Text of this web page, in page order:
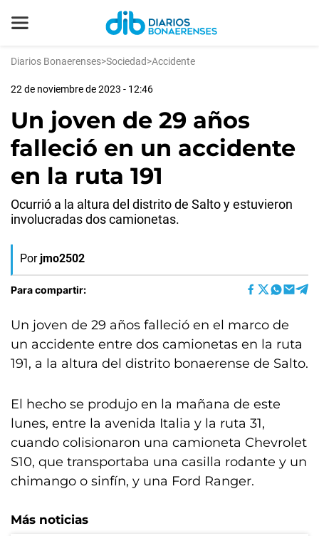
Diarios Bonaerenses>Sociedad>Accidente
22 de noviembre de 2023 - 12:46
Un joven de 29 años
falleció en un accidente
en la ruta 191
Ocurrió a la altura del distrito de Salto y estuvieron
involucradas dos camionetas.
Por jmo2502
Para compartir:
Un joven de 29 años falleció en el marco de
un accidente entre dos camionetas en la ruta
191, a la altura del distrito bonaerense de Salto.
El hecho se produjo en la mañana de este
lunes, entre la avenida Italia y la ruta 31,
cuando colisionaron una camioneta Chevrolet
S10, que transportaba una casilla rodante y un
chimango o sinfín, y una Ford Ranger.
Más noticias